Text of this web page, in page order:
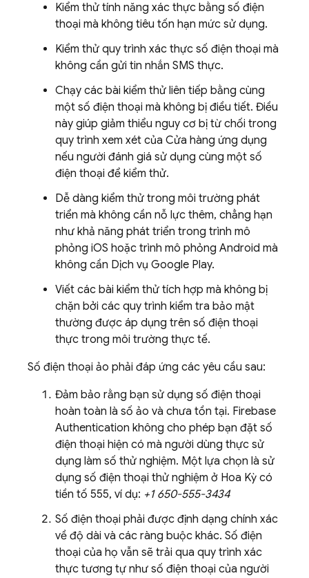
Kiểm thử tính năng xác thực bằng số điện
thoại mà không tiêu tốn hạn mức sử dụng.
Kiểm thử quy trình xác thực số điện thoại mà
không cần gửi tin nhắn SMS thực.
Chạy các bài kiểm thử liên tiếp bằng cùng
một số điện thoại mà không bị điều tiết. Điều
này giúp giảm thiểu nguy cơ bị từ chối trong
quy trình xem xét của Cửa hàng ứng dụng
nếu người đánh giá sử dụng cùng một số
điện thoại để kiểm thử.
Dễ dàng kiểm thử trong môi trường phát
triển mà không cần nỗ lực thêm, chẳng hạn
như khả năng phát triển trong trình mô
phỏng iOS hoặc trình mô phỏng Android mà
không cần Dịch vụ Google Play.
Viết các bài kiểm thử tích hợp mà không bị
chặn bởi các quy trình kiểm tra bảo mật
thường được áp dụng trên số điện thoại
thực trong môi trường thực tế.
Số điện thoại ảo phải đáp ứng các yêu cầu sau:
Đảm bảo rằng bạn sử dụng số điện thoại
hoàn toàn là số ảo và chưa tồn tại. Firebase
Authentication không cho phép bạn đặt số
điện thoại hiện có mà người dùng thực sử
dụng làm số thử nghiệm. Một lựa chọn là sử
dụng số điện thoại thử nghiệm ở Hoa Kỳ có
tiền tố 555, ví dụ: +1 650-555-3434
Số điện thoại phải được định dạng chính xác
về độ dài và các ràng buộc khác. Số điện
thoại của họ vẫn sẽ trải qua quy trình xác
thực tương tự như số điện thoại của người